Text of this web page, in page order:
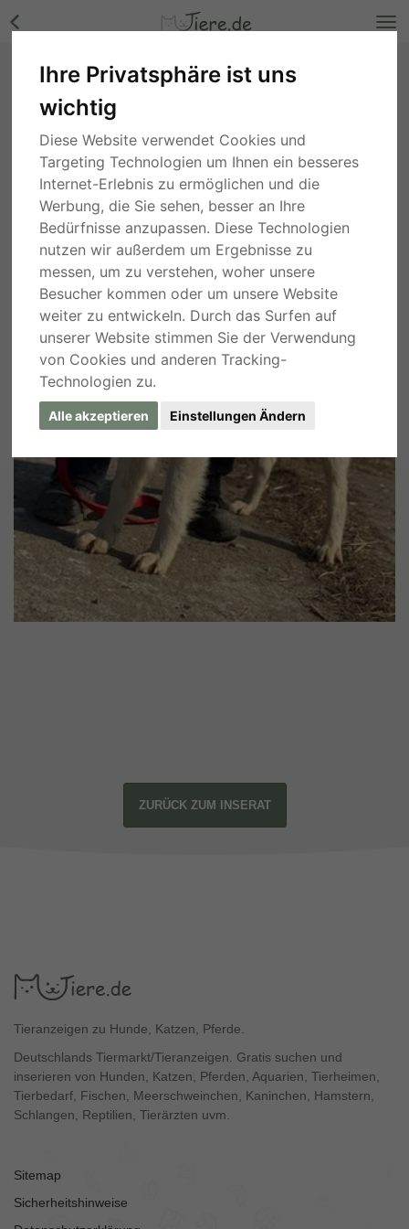
Ihre Privatsphäre ist uns
wichtig
Diese Website verwendet Cookies und
Targeting Technologien um Ihnen ein besseres
Internet-Erlebnis zu ermöglichen und die
Werbung, die Sie sehen, besser an Ihre
Bedürfnisse anzupassen. Diese Technologien
nutzen wir außerdem um Ergebnisse zu
messen, um zu verstehen, woher unsere
Besucher kommen oder um unsere Website
weiter zu entwickeln. Durch das Surfen auf
unserer Website stimmen Sie der Verwendung
von Cookies und anderen Tracking-
Technologien zu.
Alle akzeptieren Einstellungen Ändern
Snow, Unbekannt - Rüde Bilder
Rheinland-Pfalz, vor 1 Jahr
ZURÜCK ZUM INSERAT
Tieranzeigen zu Hunde, Katzen, Pferde.
Deutschlands Tiermarkt/Tieranzeigen. Gratis suchen und
inserieren von Hunden, Katzen, Pferden, Aquarien, Tierheimen,
Tierbedarf, Fischen, Meerschweinchen, Kaninchen, Hamstern,
Schlangen, Reptilien, Tierärzten uvm.
Sitemap
Sicherheitshinweise